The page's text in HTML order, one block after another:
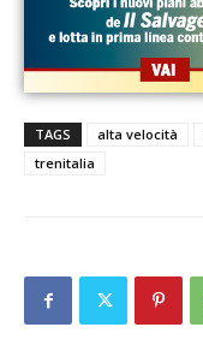
TAGS alta velocità
trenitalia